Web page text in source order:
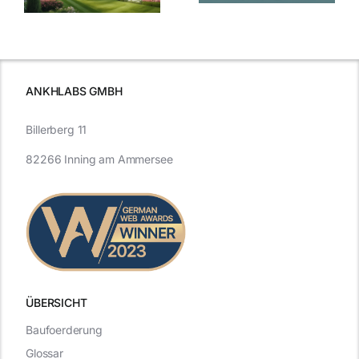
Entwicklung
ANKHLABS GMBH
ÜBERSICHT
Billerberg 11
82266 Inning am Ammersee
Baufoerderung
Glossar